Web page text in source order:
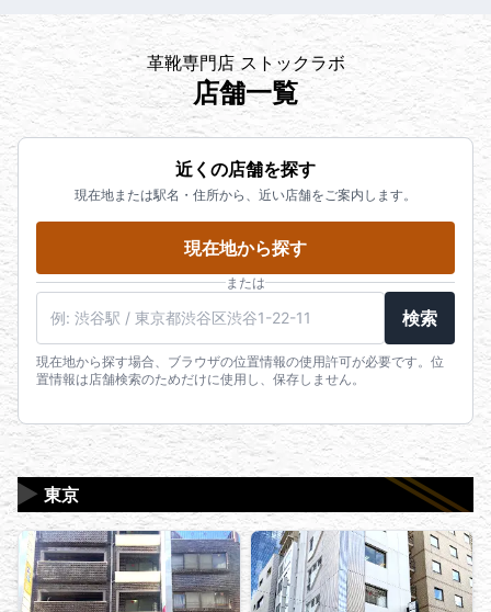
革靴専門店 ストックラボ
店舗一覧
近くの店舗を探す
現在地または駅名・住所から、近い店舗をご案内します。
現在地から探す
または
検索
現在地から探す場合、ブラウザの位置情報の使用許可が必要です。位
置情報は店舗検索のためだけに使用し、保存しません。
東京
▶